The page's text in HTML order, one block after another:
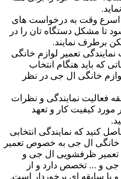
اسرع وقت به درخواست های
تا مشکل دستگاه تان را در
برطرف نمایند.
تعمیر لوازم خانگی
که باید هنگام انتخاب
خانگی ال جی در نظر
فعالیت نمایندگی و نظرات
مورد کیفیت کار و تعهد
کنید که نمایندگی انتخابی
خانگی ال جی به خصوص تعمیر
ظرفشویی ال جی و
جی و ... تخصص دارد و از
با سابقه ای برخوردار است.